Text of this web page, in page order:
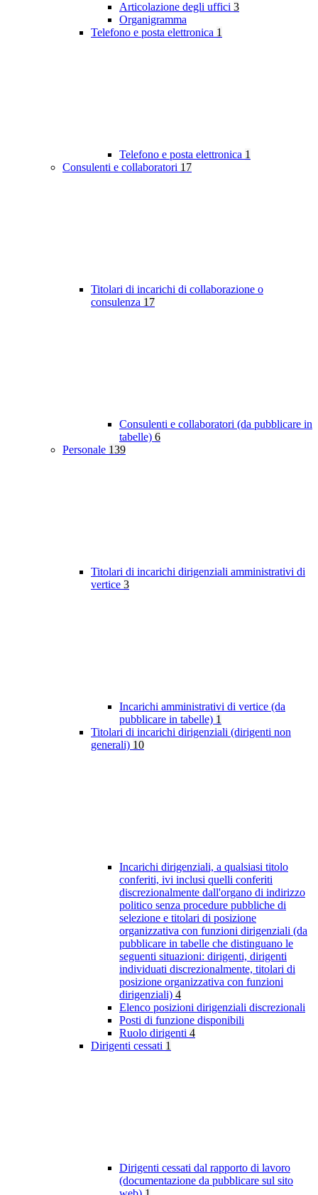
Articolazione degli uffici 3
Organigramma
Telefono e posta elettronica 1
Telefono e posta elettronica 1
Consulenti e collaboratori 17
Titolari di incarichi di collaborazione o
consulenza 17
Consulenti e collaboratori (da pubblicare in
tabelle) 6
Personale 139
Titolari di incarichi dirigenziali amministrativi di
vertice 3
Incarichi amministrativi di vertice (da
pubblicare in tabelle) 1
Titolari di incarichi dirigenziali (dirigenti non
generali) 10
Incarichi dirigenziali, a qualsiasi titolo
conferiti, ivi inclusi quelli conferiti
discrezionalmente dall'organo di indirizzo
politico senza procedure pubbliche di
selezione e titolari di posizione
organizzativa con funzioni dirigenziali (da
pubblicare in tabelle che distinguano le
seguenti situazioni: dirigenti, dirigenti
individuati discrezionalmente, titolari di
posizione organizzativa con funzioni
dirigenziali) 4
Elenco posizioni dirigenziali discrezionali
Posti di funzione disponibili
Ruolo dirigenti 4
Dirigenti cessati 1
Dirigenti cessati dal rapporto di lavoro
(documentazione da pubblicare sul sito